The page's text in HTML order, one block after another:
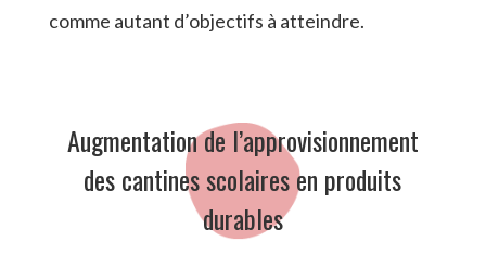
comme autant d’objectifs à atteindre.
Augmentation de l’approvisionnement
des cantines scolaires en produits
durables